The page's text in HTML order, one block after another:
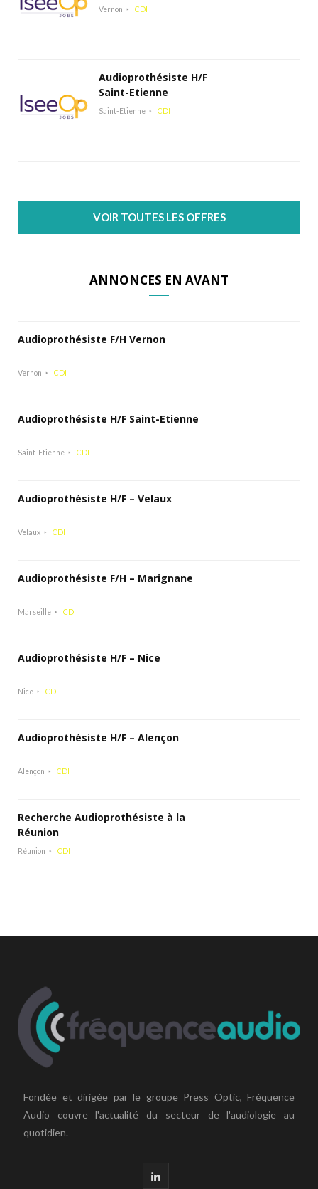
Vernon CDI
Audioprothésiste H/F
Saint-Etienne
Saint-Etienne CDI
VOIR TOUTES LES OFFRES
ANNONCES EN AVANT
Audioprothésiste F/H Vernon
Vernon CDI
Audioprothésiste H/F Saint-Etienne
Saint-Etienne CDI
Audioprothésiste H/F – Velaux
Velaux CDI
Audioprothésiste F/H – Marignane
Marseille CDI
Audioprothésiste H/F – Nice
Nice CDI
Audioprothésiste H/F – Alençon
Alençon CDI
Recherche Audioprothésiste à la
Réunion
Réunion CDI
Fondée et dirigée par le groupe Press Optic, Fréquence
Audio couvre l'actualité du secteur de l'audiologie au
quotidien.
L